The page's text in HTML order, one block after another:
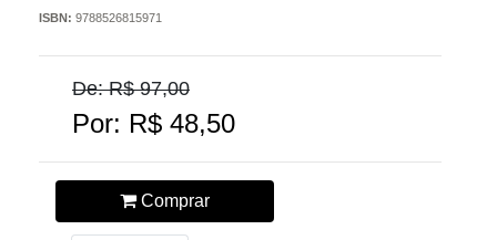
ISBN: 9788526815971
De: R$ 97,00
Por: R$ 48,50
Comprar